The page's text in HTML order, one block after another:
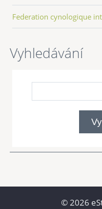
Federation cynologique
Vyhledávání
© 2026